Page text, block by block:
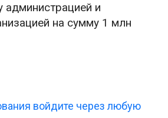
администрацией и
на сумму 1 млн
войдите через любую